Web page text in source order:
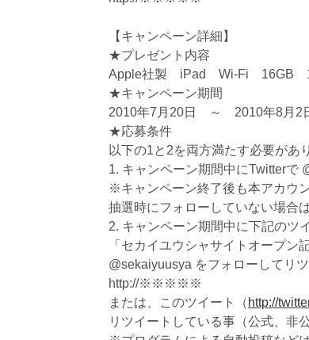
【キャンペーン詳細】
★プレゼント内容
Apple社製 iPad Wi-Fi 16GB
★キャンペーン期間
2010年7月20日 ～ 2010年8月
★応募条件
以下の1と2を両方満たす必要があ
1. キャンペーン期間中にTwitterで
※キャンペーン終了後も本アカウ
抽選時にフォローしていない場合
2. キャンペーン期間中に下記のツ
「セカイユウシャサイトオープン
@sekaiyuusya をフォローしてリ
http://※※※※※
または、このツイート（ http://
リツイートしている事（公式、非